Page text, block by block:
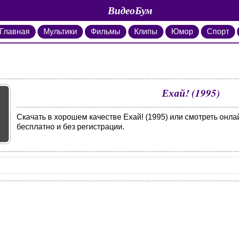
ВидеоБум
Главная Мультики Фильмы Клипы Юмор Спорт
Ехай! (1995)
Скачать в хорошем качестве Ехай! (1995) или смотреть
бесплатно и без регистрации.